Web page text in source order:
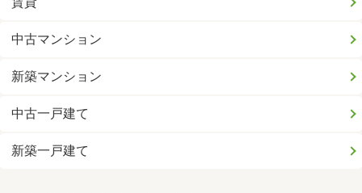
中古マンション
新築マンション
中古一戸建て
新築一戸建て